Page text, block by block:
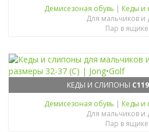
Демисезоная обувь | Кеды и
Для мальчиков и
Пар в ящике:
КЕДЫ И СЛИПОНЫ
Демисезоная обувь | Кеды и
Для мальчиков и
Пар в ящике: